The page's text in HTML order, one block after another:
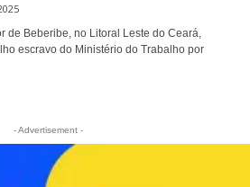
de Beberibe, no Litoral Leste do Ceará,
escravo do Ministério do Trabalho por
- Advertisement -